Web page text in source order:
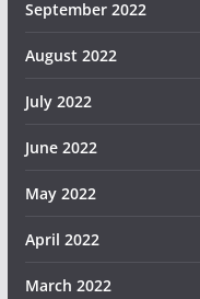
September 2022
August 2022
July 2022
June 2022
May 2022
April 2022
March 2022